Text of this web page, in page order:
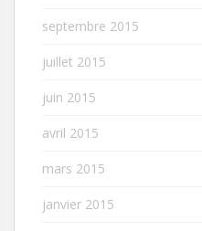
septembre 2015
juillet 2015
juin 2015
avril 2015
mars 2015
janvier 2015